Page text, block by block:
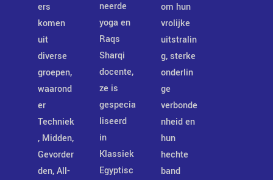
ers
komen
uit
diverse
groepen,
waarond
er
Techniek
, Midden,
Gevorder
den, All-
neerde
yoga en
Raqs
Sharqi
docente,
ze is
gespecia
liseerd
in
Klassiek
Egyptisc
om hun
vrolijke
uitstralin
g, sterke
onderlin
ge
verbonde
nheid en
hun
hechte
band